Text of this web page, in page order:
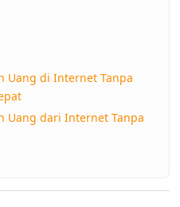
Uang di Internet Tanpa
Uang dari Internet Tanpa